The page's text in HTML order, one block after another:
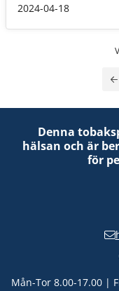
2024-04-18
Denna
hälsan och är
för
Mån-Tor 8.00-17.00 |